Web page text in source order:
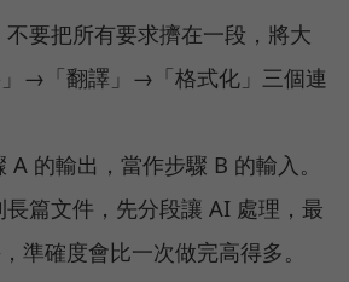
不要把所有要求擠在一段，將大
→「翻譯」→「格式化」三個連
A 的輸出，當作步驟 B 的輸入。
長篇文件，先分段讓 AI 處理，最
準確度會比一次做完高得多。